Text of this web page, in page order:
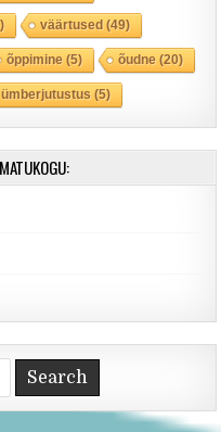
väärtused(49)
õppimine (5) õudne (20)
ümberjutustus (5)